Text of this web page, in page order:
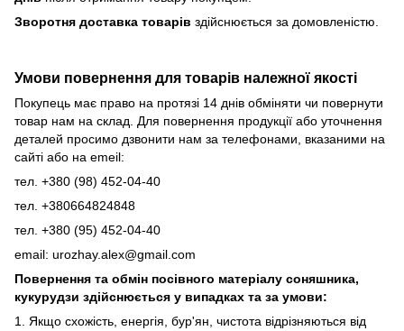
Зворотня доставка товарів здійснюється за домовленістю.
Умови повернення для товарів належної якості
Покупець має право на протязі 14 днів обміняти чи повернути
товар нам на склад. Для повернення продукції або уточнення
деталей просимо дзвонити нам за телефонами, вказаними на
сайті або на emeil:
тел. +380 (98) 452-04-40
тел. +380664824848
тел. +380 (95) 452-04-40
email: urozhay.alex@gmail.com
Повернення та обмін посівного матеріалу соняшника,
кукурудзи здійснюється у випадках та за умови:
1. Якщо схожість, енергія, бур'ян, чистота відрізняються від